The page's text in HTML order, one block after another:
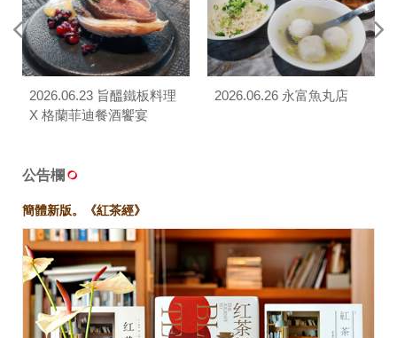
2026.06.23 旨醞鐵板料理
X 格蘭菲迪餐酒饗宴
2026.06.26 永富魚丸店
公告欄
簡體新版。《紅茶經》